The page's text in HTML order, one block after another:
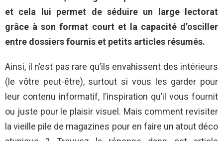
et cela lui permet de séduire un large lectorat
grâce à son format court et la capacité d’osciller
entre dossiers fournis et petits articles résumés.
Ainsi, il n’est pas rare qu’ils envahissent des intérieurs
(le vôtre peut-être), surtout si vous les garder pour
leur contenu informatif, l’inspiration qu’il vous fournit
ou juste pour le plaisir visuel. Mais comment revisiter
la vieille pile de magazines pour en faire un atout déco